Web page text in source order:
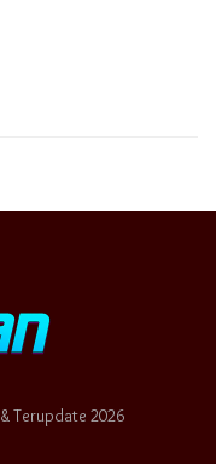
Terupdate 2026